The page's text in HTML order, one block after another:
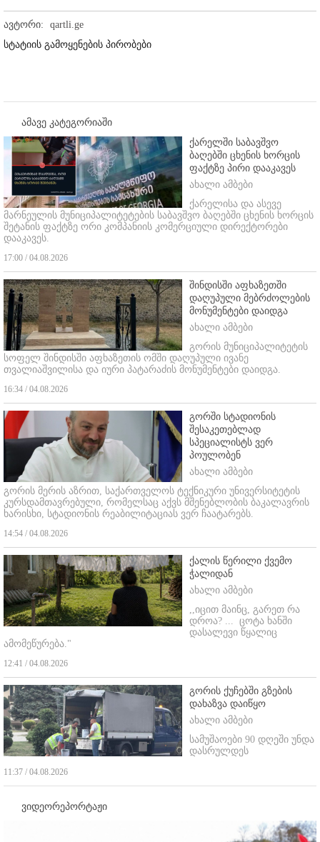
ავტორი:
qartli.ge
სტატიის გამოყენების პირობები
ამავე კატეგორიაში
ქარელში საბავშვო
ბაღებში ცხენის ხორცის
ფაქტზე პირი დააკავეს
ახალი ამბები
ქარელისა და ასევე
მარნეულის მუნიციპალიტეტების საბავშვო ბაღებში ცხენის ხორცის
შეტანის ფაქტზე ორი კომპანიის კომერციული დირექტორები
დააკავეს.
17:00 / 04.08.2026
შინდისში აფხაზეთში
დაღუპული მებრძოლების
მონუმენტები დაიდგა
ახალი ამბები
გორის მუნიციპალიტეტის
სოფელ შინდისში აფხაზეთის ომში დაღუპული ივანე
თვალიაშვილისა და იური პატარაძის მონუმენტები დაიდგა.
16:34 / 04.08.2026
გორში სტადიონის
შესაკეთებლად
სპეციალისტს ვერ
პოულობენ
ახალი ამბები
გორის მერის აზრით, საქართველოს ტექნიკური უნივერსიტეტის
კურსდამთავრებული, რომელსაც აქვს მშენებლობის ბაკალავრის
ხარისხი, სტადიონის რეაბილიტაციას ვერ ჩაატარებს.
14:54 / 04.08.2026
ქალის წერილი ქვემო
ჭალიდან
ახალი ამბები
,,იცით მაინც, გარეთ რა
დროა? ... ცოტა ხანში
დასალევი წყალიც
ამომეწურება."
12:41 / 04.08.2026
გორის ქუჩებში გზების
დახაზვა დაიწყო
ახალი ამბები
სამუშაოები 90 დღეში უნდა
დასრულდეს
11:37 / 04.08.2026
ვიდეორეპორტაჟი